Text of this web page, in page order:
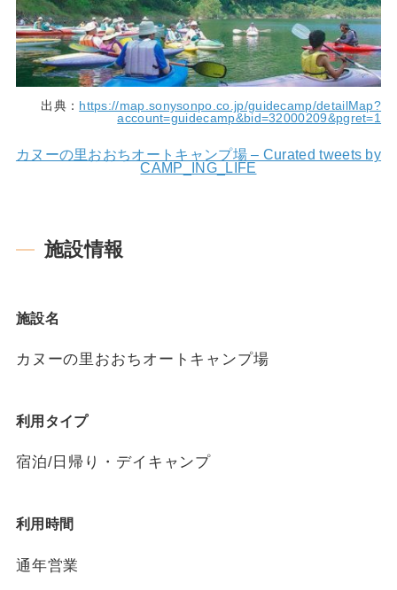
出典： https://map.sonysonpo.co.jp/guidecamp/detailMap?
account=guidecamp&bid=32000209&pgret=1
カヌーの里おおちオートキャンプ場 – Curated tweets by
CAMP_ING_LIFE
施設情報
施設名
カヌーの里おおちオートキャンプ場
利用タイプ
宿泊/日帰り・デイキャンプ
利用時間
通年営業